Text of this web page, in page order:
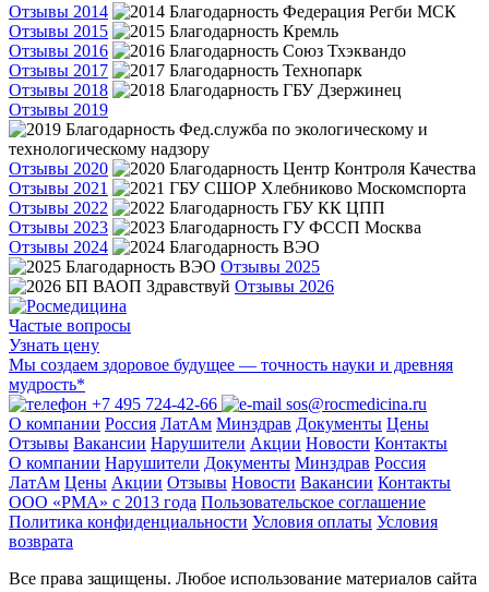
Отзывы 2014
Отзывы 2015
Отзывы 2016
Отзывы 2017
Отзывы 2018
Отзывы 2019
Отзывы 2020
Отзывы 2021
Отзывы 2022
Отзывы 2023
Отзывы 2024
Отзывы 2025
Отзывы 2026
Частые вопросы
Узнать цену
Мы создаем здоровое будущее — точность науки и древняя
мудрость*
+7 495 724-42-66
sos@rocmedicina.ru
О компании Россия ЛатАм Минздрав Документы Цены
Отзывы Вакансии Нарушители Акции Новости Контакты
О компании Нарушители Документы Минздрав Россия
ЛатАм Цены Акции Отзывы Новости Вакансии Контакты
ООО «РМА» c 2013 года Пользовательское соглашение
Политика конфиденциальности Условия оплаты Условия
возврата
Все права защищены. Любое использование материалов сайта